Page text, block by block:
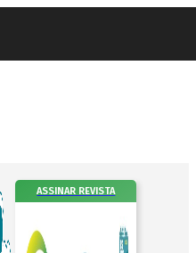
ASSINAR REVISTA